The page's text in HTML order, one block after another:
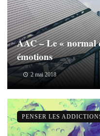
AAC – Le « normal
émotions
2 mai 2018
PENSER LES